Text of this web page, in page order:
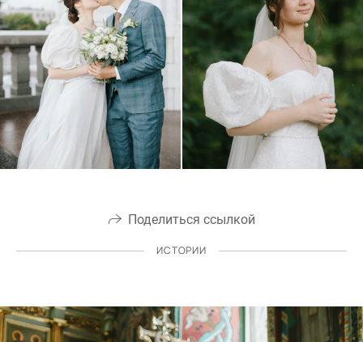
Поделиться ссылкой
ИСТОРИИ